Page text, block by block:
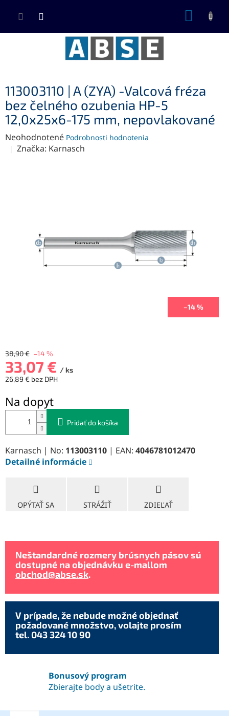
113003110 | A (ZYA) -Valcová fréza
bez čelného ozubenia HP-5
12,0x25x6-175 mm, nepovlakované
Priemerné
hodnotenie
Neohodnotené Podrobnosti hodnotenia
Značka: Karnasch
–14 %
38,90 € –14 %
33,07 € / ks
26,89 € bez DPH
cena:
Na dopyt
Pridať do košíka
Karnasch | No: 113003110 | EAN: 4046781012470
Detailné informácie
OPÝTAŤ SA STRÁŽIŤ ZDIEĽAŤ
Neštandardné rozmery brúsnych pásov sú
dostupné na objednávku e-mallom
obchod@abse.sk.
V prípade, že nebude možné objednať
požadované množstvo, volajte prosím
tel. 043 324 10 90
Bonusový program
Zbierajte body a ušetrite.